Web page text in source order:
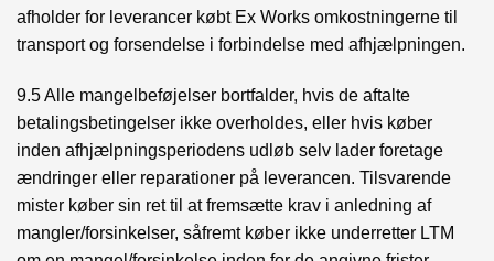
afholder for leverancer købt Ex Works omkostningerne til
transport og forsendelse i forbindelse med afhjælpningen.
9.5 Alle mangelbeføjelser bortfalder, hvis de aftalte
betalingsbetingelser ikke overholdes, eller hvis køber
inden afhjælpningsperiodens udløb selv lader foretage
ændringer eller reparationer på leverancen. Tilsvarende
mister køber sin ret til at fremsætte krav i anledning af
mangler/forsinkelser, såfremt køber ikke underretter LTM